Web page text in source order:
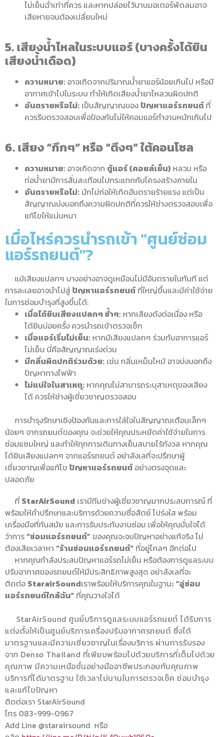
ไม่เย็นฉ่ำเท่าที่ควร และหากปล่อยไว้นานมอเตอร์พัดลมอาจ
เสียหายจนต้องเปลี่ยนใหม่
5. เสียงน้ำไหลในระบบแอร์ (บางครั้งได้ยิน
เสียงน้ำเดือด)
ความหมาย: อาจเกิดจากปริมาณน้ำยาแอร์น้อยเกินไป หรือมี
อากาศเข้าไปในระบบ ทำให้เกิดเสียงน้ำยาไหลวนผิดปกติ
อันตรายหรือไม่: เป็นสัญญาณของ ปัญหาแอร์รถยนต์ ที่
ควรรีบตรวจสอบเพื่อป้องกันไม่ให้คอมแอร์ทำงานหนักเกินไป
6. เสียง “กึกๆ” หรือ “ตึงๆ” ใต้คอนโซล
ความหมาย: อาจเกิดจาก ตู้แอร์ (คอยล์เย็น) หลวม หรือ
ท่อน้ำยามีการสั่นสะเทือนไปกระแทกกับโครงสร้างภายใน
อันตรายหรือไม่: มักไม่ก่อให้เกิดอันตรายร้ายแรง แต่เป็น
สัญญาณบ่งบอกถึงความผิดปกติที่ควรให้ช่างตรวจสอบเพื่อ
แก้ไขให้แน่นหนา
เมื่อไหร่ควรนำรถเข้า "ศูนย์ซ่อม
แอร์รถยนต์"?
แม้เสียงแปลกๆ บางอย่างอาจดูเหมือนไม่มีอันตรายในทันที แต่
การละเลยอาจนำไปสู่ ปัญหาแอร์รถยนต์ ที่ใหญ่ขึ้นและมีค่าใช้จ่าย
ในการซ่อมบำรุงที่สูงขึ้นได้:
เมื่อได้ยินเสียงแปลกๆ ซ้ำๆ: หากเสียงดังต่อเนื่อง หรือ
ได้ยินบ่อยครั้ง ควรนำรถเข้าตรวจเช็ก
เมื่อแอร์เริ่มไม่เย็น: หากมีเสียงแปลกๆ ร่วมกับอาการแอร์
ไม่เย็น นี่คือสัญญาณเร่งด่วน
มีกลิ่นผิดปกติร่วมด้วย: เช่น กลิ่นเหม็นไหม้ อาจบ่งบอกถึง
ปัญหาทางไฟฟ้า
ไม่แน่ใจในสาเหตุ: หากคุณไม่สามารถระบุสาเหตุของเสียง
ได้ ควรให้ช่างผู้เชี่ยวชาญตรวจสอบ
การบำรุงรักษาเชิงป้องกันและการใส่ใจในสัญญาณเตือนเล็กๆ
น้อยๆ จากรถยนต์ของคุณ จะช่วยให้คุณประหยัดค่าใช้จ่ายในการ
ซ่อมแซมใหญ่ และทำให้ทุกการเดินทางเย็นสบายไร้กังวล หากคุณ
ได้ยินเสียงแปลกๆ จากแอร์รถยนต์ อย่าลังเลที่จะปรึกษาผู้
เชี่ยวชาญเพื่อแก้ไข ปัญหาแอร์รถยนต์ อย่างตรงจุดและ
ปลอดภัย
ที่ StarAirSound เรามีทีมช่างผู้เชี่ยวชาญมากประสบการณ์ ที่
พร้อมให้คำปรึกษาและบริการด้วยความซื่อสัตย์ โปร่งใส พร้อม
เครื่องมือที่ทันสมัย และการรับประกันงานซ่อม เพื่อให้คุณมั่นใจได้
ว่าการ“ซ่อมแอร์รถยนต์” ของคุณจะจบปัญหาอย่างแท้จริง ไม่
ต้องเสียเวลาหา “ร้านซ่อมแอร์รถยนต์” ที่อยู่ไกลๆ อีกต่อไป
หากคุณกำลังประสบปัญหาแอร์รถไม่เย็น หรือต้องการดูแลระบบ
ปรับอากาศของรถยนต์ให้มีประสิทธิภาพสูงสุด อย่าลังเลที่จะ
ติดต่อ StarairSoundเราพร้อมให้บริการคุณในฐานะ“อู่ซ่อม
แอร์รถยนต์ใกล้ฉัน” ที่คุณวางใจได้
StarAirSound ศูนย์บริการดูแลระบบแอร์รถนยต์ ได้รับการ
แต่งตั้งให้เป็นศูนย์บริการเครื่องปรับอากาศรถยนต์ ซึ่งได้
มาตรฐานและมีความเชี่ยวชาญในเรื่องบริการ ผ่านการรับรอง
จาก Denso Thailand ที่เพียบพร้อมไปด้วยบริการที่เต็มไปด้วย
คุณภาพ มีความเหนือชั้นอย่างมืออาชีพประกอบกับคุณภาพ
บริการที่ได้มาตรฐาน ใช้เวลาไม่นานในการตรวจเช็ค ซ่อมบำรุง
และแก้ไขปัญหา
ติดต่อเรา StarAirSound
โทร 083-999-0967
Add Line @starairsound หรือ